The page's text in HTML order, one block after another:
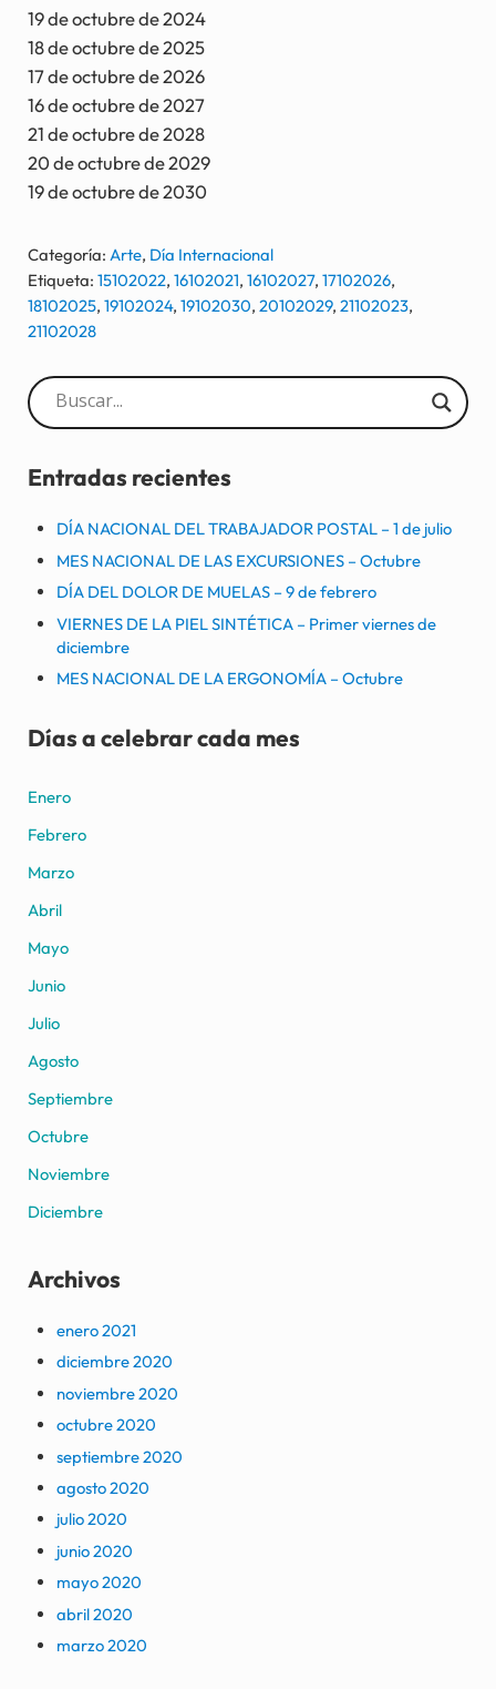
19 de octubre de 2024
18 de octubre de 2025
17 de octubre de 2026
16 de octubre de 2027
21 de octubre de 2028
20 de octubre de 2029
19 de octubre de 2030
Categoría: Arte, Día Internacional
Etiqueta: 15102022, 16102021, 16102027, 17102026,
18102025, 19102024, 19102030, 20102029, 21102023,
21102028
Sidebar
Entradas recientes
DÍA NACIONAL DEL TRABAJADOR POSTAL – 1 de julio
MES NACIONAL DE LAS EXCURSIONES – Octubre
DÍA DEL DOLOR DE MUELAS – 9 de febrero
VIERNES DE LA PIEL SINTÉTICA – Primer viernes de
diciembre
MES NACIONAL DE LA ERGONOMÍA – Octubre
Días a celebrar cada mes
Enero
Febrero
Marzo
Abril
Mayo
Junio
Julio
Agosto
Septiembre
Octubre
Noviembre
Diciembre
Archivos
enero 2021
diciembre 2020
noviembre 2020
octubre 2020
septiembre 2020
agosto 2020
julio 2020
junio 2020
mayo 2020
abril 2020
marzo 2020